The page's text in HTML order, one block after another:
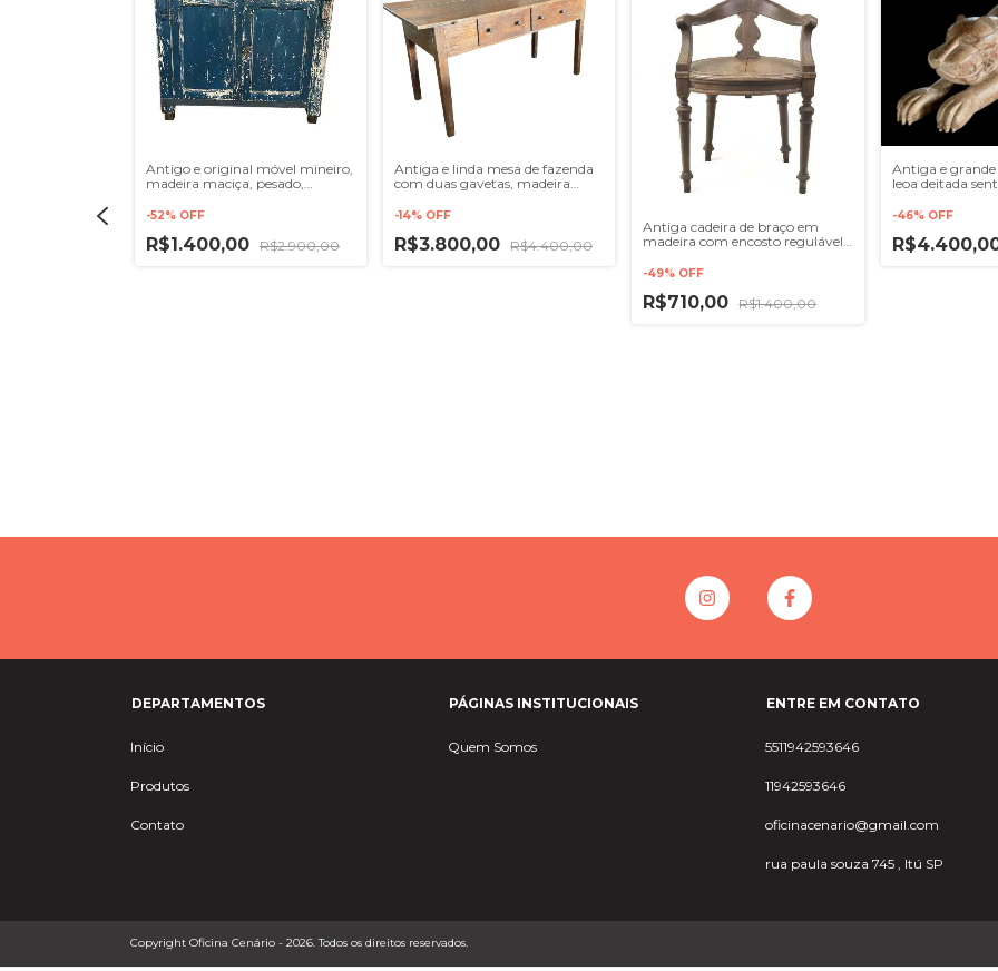
Antigo e original móvel mineiro,
madeira maciça, pesado,
entalhadas nas laterais, uma
-52% OFF
R$1.400,00 R$2.900,00
Antiga e linda mesa de fazenda
com duas gavetas, madeira
1,70x78x85 cm altura
-14% OFF
R$3.800,00 R$4.400,00
Antiga cadeira de braço em
madeira com encosto regulável
barbearia, pés torneados
-49% OFF
R$710,00 R$1.400,00
Antiga e grande
leoa deitada
pesada e robusta
-46% OFF
DEPARTAMENTOS
Início
Produtos
Contato
PÁGINAS INSTITUCIONAIS
Quem Somos
ENTRE EM CONTATO
5511942593646
11942593646
oficinacenario@gmail.com
rua paula souza 745 , Itú SP
Copyright Oficina Cenário - 2026. Todos os direitos reservados.